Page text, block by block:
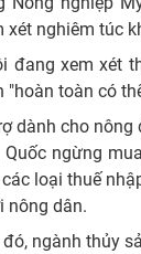
xét nghiêm túc
đang xem xét
"hoàn toàn có
dành cho
Quốc ngừng
các loại thuế
nông dân.
đó, ngành thủy